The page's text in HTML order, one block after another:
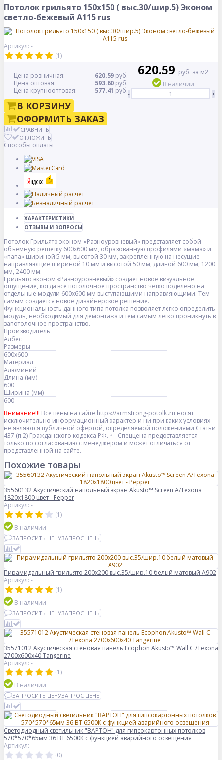
Потолок грильято 150х150 ( выс.30/шир.5) Эконом
светло-бежевый А115 rus
Артикул: -
(1)
Цена розничная: 620.59 руб.
Цена оптовая:
593.60 руб.
Цена крупнооптовая:
577.41 руб.
620.59 руб. за м2
В наличии
-
+
В КОРЗИНУ
ОФОРМИТЬ ЗАКАЗ
СРАВНИТЬ
ОТЛОЖИТЬ
Способы оплаты
ХАРАКТЕРИСТИКИ
ОТЗЫВЫ И ВОПРОСЫ
Потолок Грильято эконом «Разноуровневый» представляет собой
объемную решетку 600х600 мм, образованную профилями «мама» и
«папа» шириной 5 мм, высотой 30 мм, закрепленную на несущие
направляющие шириной 10 мм и высотой 50 мм, длиной 600 мм, 1200
мм, 2400 мм.
Грильято эконом «Разноуровневый» создает новое визуальное
ощущение, когда все потолочное пространство четко поделено на
отдельные модули 600х600 мм выступающими направляющими. Тем
самым создается новое дизайнерское решение.
Функциональность данного типа потолка позволяет легко определить
модуль, необходимый для демонтажа и тем самым легко проникнуть в
запотолочное пространство.
Производитель
Албес
Размеры
600x600
Материал
Алюминий
Длина (мм)
600
Ширина (мм)
600
Внимание!!! Все цены на сайте https://armstrong-potolki.ru носят
исключительно информационный характер и ни при каких условиях
не являются публичной офертой, определяемой положениями Статьи
437 (п.2) Гражданского кодекса РФ. * - Спеццена предоставляется
только по согласованию с менеджером и может отличаться от
представленной на сайте.
Похожие товары
35560132 Акустический напольный экран Akusto™ Screen A/Texona
1820x1800 цвет - Pepper
Артикул: -
(1)
В наличии
ЗАПРОСИТЬ ЦЕНУЗАПРОС ЦЕНЫ
Пирамидальный грильято 200х200 выс.35/шир.10 белый матовый А902
Артикул: -
(1)
В наличии
ЗАПРОСИТЬ ЦЕНУЗАПРОС ЦЕНЫ
35571012 Акустическая стеновая панель Ecophon Akusto™ Wall C /Texona
2700x600x40 Tangerine
Артикул: -
(1)
В наличии
ЗАПРОСИТЬ ЦЕНУЗАПРОС ЦЕНЫ
Светодиодный светильник "ВАРТОН" для гипсокартонных потолков
570*570*65мм 36 ВТ 6500К с функцией аварийного освещения
Артикул: -
(0)